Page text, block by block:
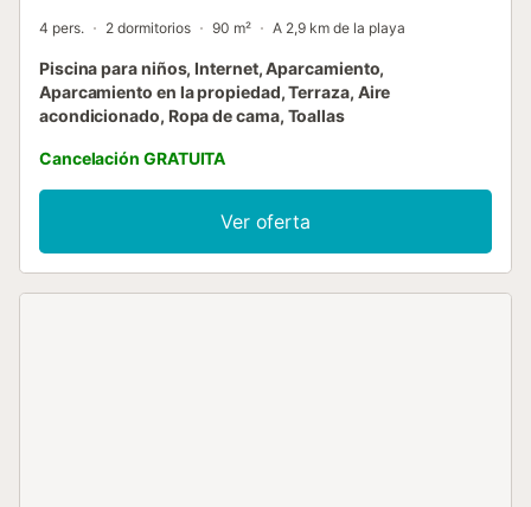
4 pers. 2 dormitorios 90 m² A 2,9 km de la playa
Piscina para niños, Internet, Aparcamiento,
Aparcamiento en la propiedad, Terraza, Aire
acondicionado, Ropa de cama, Toallas
Cancelación GRATUITA
Ver oferta